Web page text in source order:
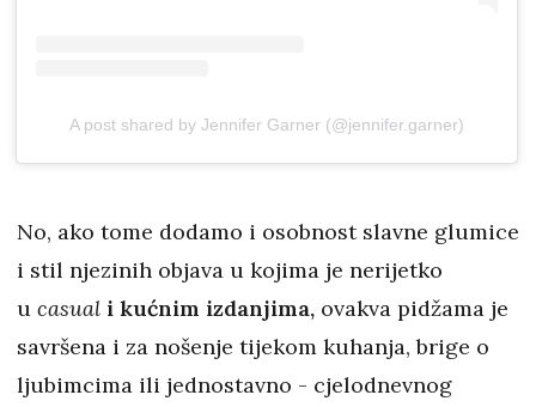
A post shared by Jennifer Garner (@jennifer.garner)
No, ako tome dodamo i osobnost slavne glumice
i stil njezinih objava u kojima je nerijetko
u casual i kućnim izdanjima, ovakva pidžama je
savršena i za nošenje tijekom kuhanja, brige o
ljubimcima ili jednostavno - cjelodnevnog